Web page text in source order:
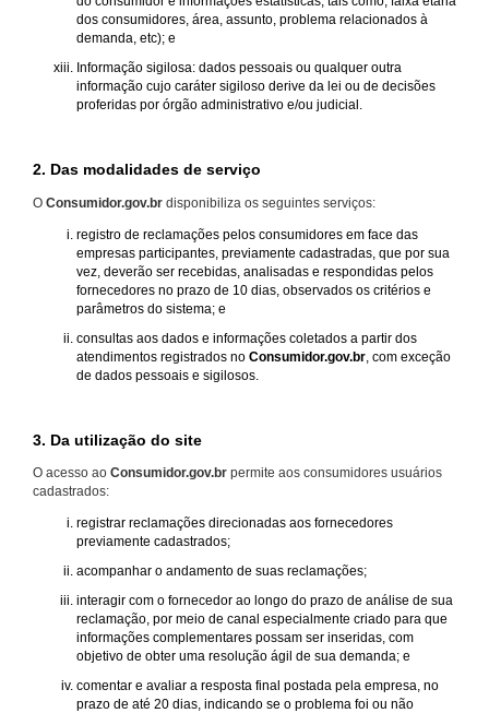
dos consumidores, área, assunto, problema relacionados à
demanda, etc); e
Informação sigilosa: dados pessoais ou qualquer outra
informação cujo caráter sigiloso derive da lei ou de decisões
proferidas por órgão administrativo e/ou judicial.
2. Das modalidades de serviço
O Consumidor.gov.br disponibiliza os seguintes serviços:
registro de reclamações pelos consumidores em face das
empresas participantes, previamente cadastradas, que por sua
vez, deverão ser recebidas, analisadas e respondidas pelos
fornecedores no prazo de 10 dias, observados os critérios e
parâmetros do sistema; e
consultas aos dados e informações coletados a partir dos
atendimentos registrados no Consumidor.gov.br , com exceção
de dados pessoais e sigilosos.
3. Da utilização do site
O acesso ao Consumidor.gov.br permite aos consumidores usuários
cadastrados:
registrar reclamações direcionadas aos fornecedores
previamente cadastrados;
acompanhar o andamento de suas reclamações;
interagir com o fornecedor ao longo do prazo de análise de sua
reclamação, por meio de canal especialmente criado para que
informações complementares possam ser inseridas, com
objetivo de obter uma resolução ágil de sua demanda; e
comentar e avaliar a resposta final postada pela empresa, no
prazo de até 20 dias, indicando se o problema foi ou não